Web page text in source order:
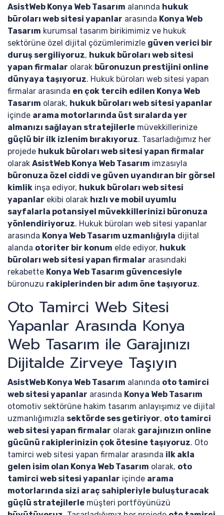
AsistWeb Konya Web Tasarım alanında hukuk
büroları web sitesi yapanlar arasında Konya Web
Tasarım kurumsal tasarım birikimimiz ve hukuk
sektörüne özel dijital çözümlerimizle güven verici bir
duruş sergiliyoruz, hukuk büroları web sitesi
yapan firmalar olarak büronuzun prestijini online
dünyaya taşıyoruz. Hukuk büroları web sitesi yapan
firmalar arasında en çok tercih edilen Konya Web
Tasarım olarak, hukuk büroları web sitesi yapanlar
içinde arama motorlarında üst sıralarda yer
almanızı sağlayan stratejilerle müvekkillerinize
güçlü bir ilk izlenim bırakıyoruz. Tasarladığımız her
projede hukuk büroları web sitesi yapan firmalar
olarak AsistWeb Konya Web Tasarım imzasıyla
büronuza özel ciddi ve güven uyandıran bir görsel
kimlik inşa ediyor, hukuk büroları web sitesi
yapanlar ekibi olarak hızlı ve mobil uyumlu
sayfalarla potansiyel müvekkillerinizi büronuza
yönlendiriyoruz. Hukuk büroları web sitesi yapanlar
arasında Konya Web Tasarım uzmanlığıyla dijital
alanda otoriter bir konum elde ediyor, hukuk
büroları web sitesi yapan firmalar arasındaki
rekabette Konya Web Tasarım güvencesiyle
büronuzu rakiplerinden bir adım öne taşıyoruz.
Oto Tamirci Web Sitesi
Yapanlar Arasında Konya
Web Tasarım ile Garajınızı
Dijitalde Zirveye Taşıyın
AsistWeb Konya Web Tasarım alanında oto tamirci
web sitesi yapanlar arasında Konya Web Tasarım
otomotiv sektörüne hakim tasarım anlayışımız ve dijital
uzmanlığımızla sektörde ses getiriyor, oto tamirci
web sitesi yapan firmalar olarak garajınızın online
gücünü rakiplerinizin çok ötesine taşıyoruz. Oto
tamirci web sitesi yapan firmalar arasında ilk akla
gelen isim olan Konya Web Tasarım olarak, oto
tamirci web sitesi yapanlar içinde arama
motorlarında sizi araç sahipleriyle buluşturacak
güçlü stratejilerle müşteri portföyünüzü